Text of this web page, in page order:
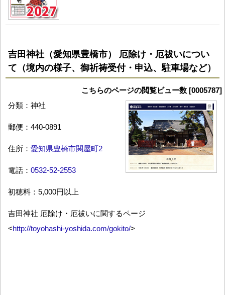
吉田神社（愛知県豊橋市） 厄除け・厄祓いについ
て（境内の様子、御祈祷受付・申込、駐車場など）
こちらのページの閲覧ビュー数 [0005787]
分類：神社
郵便：440-0891
住所： 愛知県豊橋市関屋町2
電話： 0532-52-2553
初穂料：5,000円以上
吉田神社 厄除け・厄祓いに関するページ
<http://toyohashi-yoshida.com/gokito/>